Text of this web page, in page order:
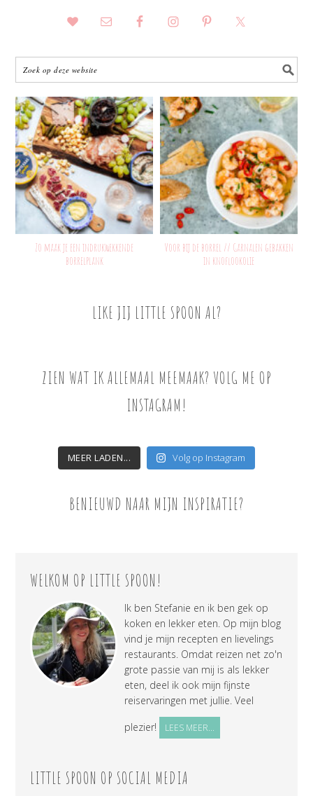
Zo maak je een indrukwekkende
borrelplank
Voor bij de borrel // Garnalen gebakken
in knoflookolie
LIKE JIJ LITTLE SPOON AL?
ZIEN WAT IK ALLEMAAL MEEMAAK? VOLG ME OP
INSTAGRAM!
MEER LADEN... Volg op Instagram
BENIEUWD NAAR MIJN INSPIRATIE?
WELKOM OP LITTLE SPOON!
Ik ben Stefanie en ik ben gek op
koken en lekker eten. Op mijn blog
vind je mijn recepten en lievelings
restaurants. Omdat reizen net zo'n
grote passie van mij is als lekker
eten, deel ik ook mijn fijnste
reiservaringen met jullie. Veel
plezier!
LEES MEER...
LITTLE SPOON OP SOCIAL MEDIA